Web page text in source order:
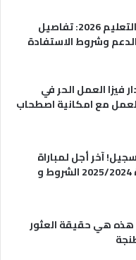
منحة الحج لرجال التعليم 2026: تفاصيل
وشروط الاستفادة
فيزا العمل الحر في
مع امكانية اصطحاب
آخر أجل لمباراة
القوات المساعدة 2025/2024 الشروط و
هذه هي حقيقة العثور